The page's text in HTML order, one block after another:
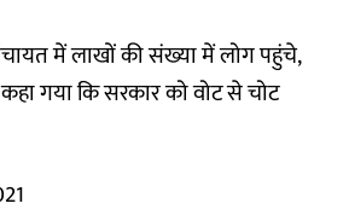
में लाखों की संख्या में लोग पहुंचे,
गया कि सरकार को वोट से चोट